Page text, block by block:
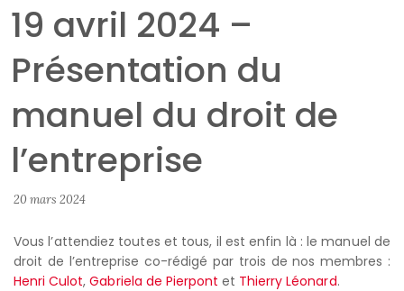
19 avril 2024 –
Présentation du
manuel du droit de
l’entreprise
20 mars 2024
Vous l’attendiez toutes et tous, il est enfin là : le manuel de
droit de l’entreprise co-rédigé par trois de nos membres :
Henri Culot,Gabriela de Pierpont et Thierry Léonard.